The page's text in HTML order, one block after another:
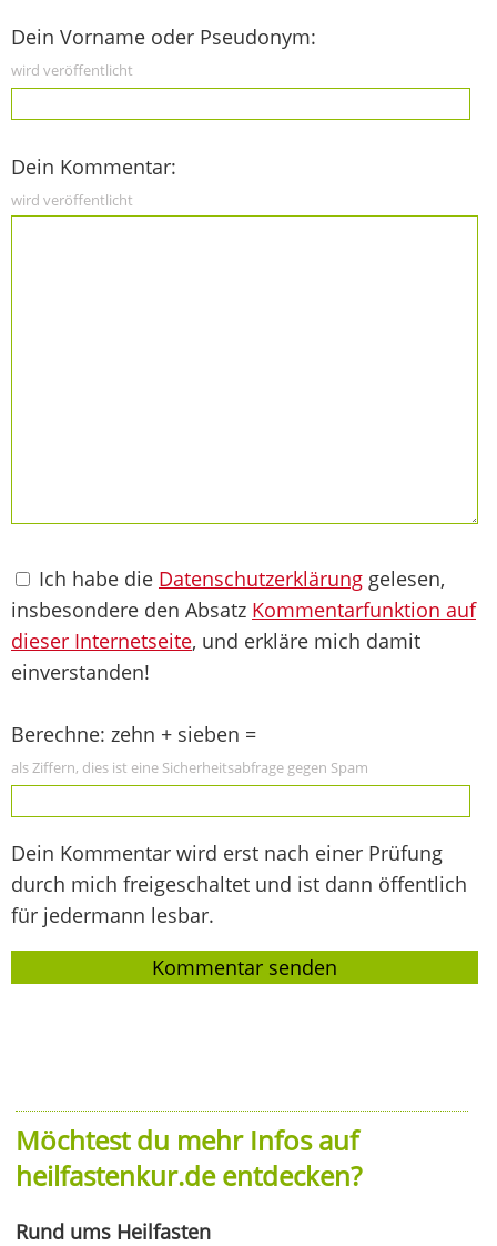
Dein Vorname oder Pseudonym:
wird veröffentlicht
Dein Kommentar:
wird veröffentlicht
Ich habe die Datenschutzerklärung gelesen,
insbesondere den Absatz Kommentarfunktion auf
dieser Internetseite, und erkläre mich damit
einverstanden!
Berechne: zehn + sieben =
als Ziffern, dies ist eine Sicherheitsabfrage gegen Spam
Dein Kommentar wird erst nach einer Prüfung
durch mich freigeschaltet und ist dann öffentlich
für jedermann lesbar.
Möchtest du mehr Infos auf
heilfastenkur.de entdecken?
Rund ums Heilfasten